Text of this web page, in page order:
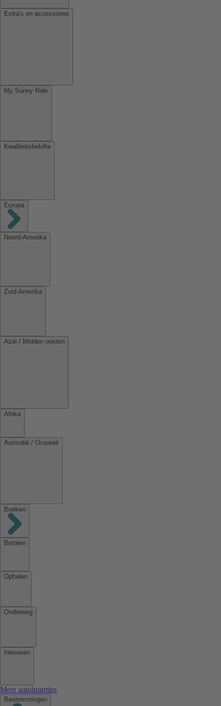
Extra's en accessoires
My Sunny Ride
Kwaliteitsbelofte
Europa
Noord-Amerika
Zuid-Amerika
Azië / Midden oosten
Afrika
Australië / Oceanië
Boeken
Betalen
Ophalen
Onderweg
Inleveren
Meer autohuurtips
Bestemmingen